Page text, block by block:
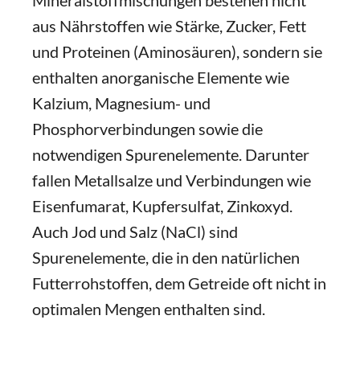
aus Nährstoffen wie Stärke, Zucker, Fett
und Proteinen (Aminosäuren), sondern sie
enthalten anorganische Elemente wie
Kalzium, Magnesium- und
Phosphorverbindungen sowie die
notwendigen Spurenelemente. Darunter
fallen Metallsalze und Verbindungen wie
Eisenfumarat, Kupfersulfat, Zinkoxyd.
Auch Jod und Salz (NaCl) sind
Spurenelemente, die in den natürlichen
Futterrohstoffen, dem Getreide oft nicht in
optimalen Mengen enthalten sind.